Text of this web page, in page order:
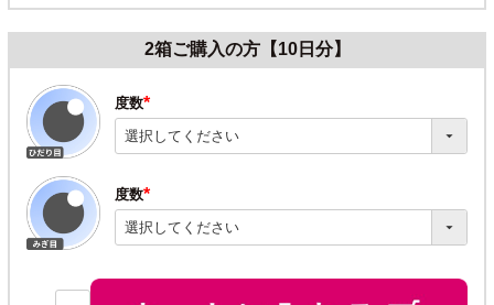
2箱ご購入の方【10日分】
度数
(必
須)
度数
(必
須)